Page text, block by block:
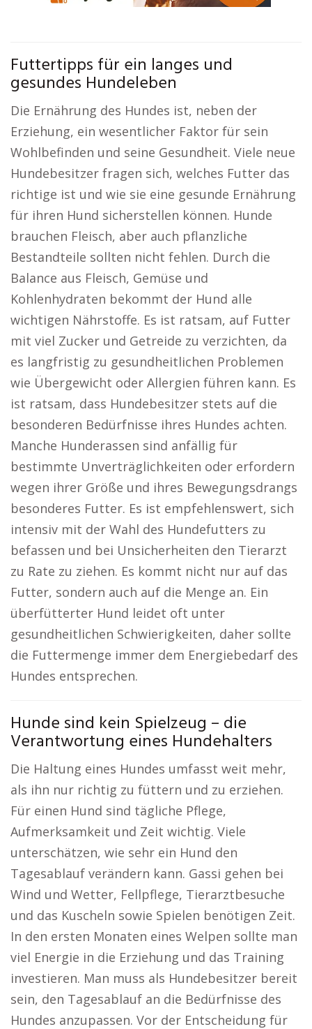
Futtertipps für ein langes und
gesundes Hundeleben
Die Ernährung des Hundes ist, neben der
Erziehung, ein wesentlicher Faktor für sein
Wohlbefinden und seine Gesundheit. Viele neue
Hundebesitzer fragen sich, welches Futter das
richtige ist und wie sie eine gesunde Ernährung
für ihren Hund sicherstellen können. Hunde
brauchen Fleisch, aber auch pflanzliche
Bestandteile sollten nicht fehlen. Durch die
Balance aus Fleisch, Gemüse und
Kohlenhydraten bekommt der Hund alle
wichtigen Nährstoffe. Es ist ratsam, auf Futter
mit viel Zucker und Getreide zu verzichten, da
es langfristig zu gesundheitlichen Problemen
wie Übergewicht oder Allergien führen kann. Es
ist ratsam, dass Hundebesitzer stets auf die
besonderen Bedürfnisse ihres Hundes achten.
Manche Hunderassen sind anfällig für
bestimmte Unverträglichkeiten oder erfordern
wegen ihrer Größe und ihres Bewegungsdrangs
besonderes Futter. Es ist empfehlenswert, sich
intensiv mit der Wahl des Hundefutters zu
befassen und bei Unsicherheiten den Tierarzt
zu Rate zu ziehen. Es kommt nicht nur auf das
Futter, sondern auch auf die Menge an. Ein
überfütterter Hund leidet oft unter
gesundheitlichen Schwierigkeiten, daher sollte
die Futtermenge immer dem Energiebedarf des
Hundes entsprechen.
Hunde sind kein Spielzeug – die
Verantwortung eines Hundehalters
Die Haltung eines Hundes umfasst weit mehr,
als ihn nur richtig zu füttern und zu erziehen.
Für einen Hund sind tägliche Pflege,
Aufmerksamkeit und Zeit wichtig. Viele
unterschätzen, wie sehr ein Hund den
Tagesablauf verändern kann. Gassi gehen bei
Wind und Wetter, Fellpflege, Tierarztbesuche
und das Kuscheln sowie Spielen benötigen Zeit.
In den ersten Monaten eines Welpen sollte man
viel Energie in die Erziehung und das Training
investieren. Man muss als Hundebesitzer bereit
sein, den Tagesablauf an die Bedürfnisse des
Hundes anzupassen. Vor der Entscheidung für